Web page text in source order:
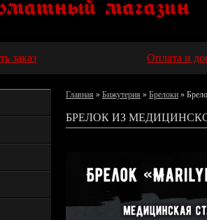
заказ Оплата и
Главная » Бижутерия » Брелоки »
БРЕЛОК ИЗ